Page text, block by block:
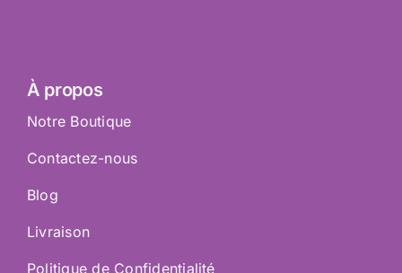
À propos
Notre Boutique
Contactez-nous
Blog
Livraison
Politique de Confidentialité